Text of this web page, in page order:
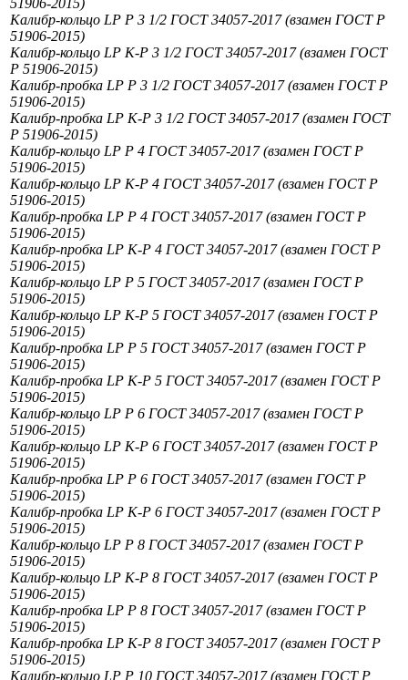
Калибр-кольцо LP Р 3 1/2 ГОСТ 34057-2017 (взамен ГОСТ Р
51906-2015)
Калибр-кольцо LP К-Р 3 1/2 ГОСТ 34057-2017 (взамен ГОСТ
Р 51906-2015)
Калибр-пробка LP Р 3 1/2 ГОСТ 34057-2017 (взамен ГОСТ Р
51906-2015)
Калибр-пробка LP К-Р 3 1/2 ГОСТ 34057-2017 (взамен ГОСТ
Р 51906-2015)
Калибр-кольцо LP Р 4 ГОСТ 34057-2017 (взамен ГОСТ Р
51906-2015)
Калибр-кольцо LP К-Р 4 ГОСТ 34057-2017 (взамен ГОСТ Р
51906-2015)
Калибр-пробка LP Р 4 ГОСТ 34057-2017 (взамен ГОСТ Р
51906-2015)
Калибр-пробка LP К-Р 4 ГОСТ 34057-2017 (взамен ГОСТ Р
51906-2015)
Калибр-кольцо LP Р 5 ГОСТ 34057-2017 (взамен ГОСТ Р
51906-2015)
Калибр-кольцо LP К-Р 5 ГОСТ 34057-2017 (взамен ГОСТ Р
51906-2015)
Калибр-пробка LP Р 5 ГОСТ 34057-2017 (взамен ГОСТ Р
51906-2015)
Калибр-пробка LP К-Р 5 ГОСТ 34057-2017 (взамен ГОСТ Р
51906-2015)
Калибр-кольцо LP Р 6 ГОСТ 34057-2017 (взамен ГОСТ Р
51906-2015)
Калибр-кольцо LP К-Р 6 ГОСТ 34057-2017 (взамен ГОСТ Р
51906-2015)
Калибр-пробка LP Р 6 ГОСТ 34057-2017 (взамен ГОСТ Р
51906-2015)
Калибр-пробка LP К-Р 6 ГОСТ 34057-2017 (взамен ГОСТ Р
51906-2015)
Калибр-кольцо LP Р 8 ГОСТ 34057-2017 (взамен ГОСТ Р
51906-2015)
Калибр-кольцо LP К-Р 8 ГОСТ 34057-2017 (взамен ГОСТ Р
51906-2015)
Калибр-пробка LP Р 8 ГОСТ 34057-2017 (взамен ГОСТ Р
51906-2015)
Калибр-пробка LP К-Р 8 ГОСТ 34057-2017 (взамен ГОСТ Р
51906-2015)
Калибр-кольцо LP Р 10 ГОСТ 34057-2017 (взамен ГОСТ Р